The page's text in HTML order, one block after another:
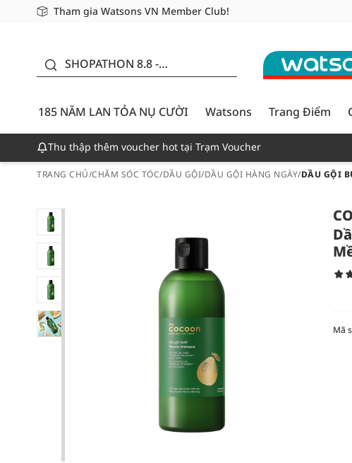
Tham gia Watsons VN Member Club!
Miễn phí giao hàng cho đơn hàng từ 249,000Đ
Giao hàng nhanh 24h - Áp dụng khu vực TP. Hồ Chí Minh
SHOPATHON 8.8 -
CƯỜI - GIẢM ĐẾN
50%
185 NĂM LAN TỎA NỤ CƯỜI
Watsons Trang Điểm
Thu thập thêm voucher hot tại Trạm Voucher
TRANG CHỦ/CHĂM SÓC TÓC/DẦU GỘI/DẦU GỘI HÀNG NGÀY/DẦU GỘI
Mã